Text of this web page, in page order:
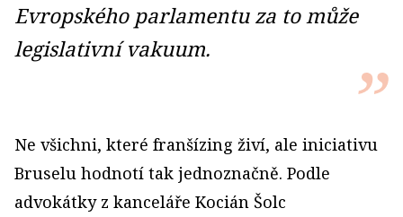
Evropského parlamentu za to může
legislativní vakuum.
Ne všichni, které franšízing živí, ale iniciativu
Bruselu hodnotí tak jednoznačně. Podle
advokátky z kanceláře Kocián Šolc